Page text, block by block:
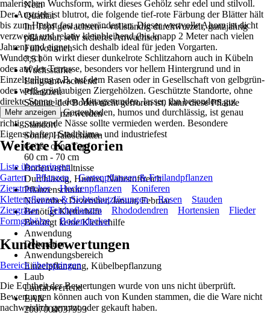
Nein
Qualität
Im Topf gewachsen – vollständig durchwurzelt, ganzjährig
pflanzbar, sehr sicheres Anwachsen
Füllvolumen
7,5 l
Wuchsstärke
Langsamwachsend
Pflanzzeit
Solange der Boden nicht gefroren ist, kann diese Pflanze
ausgepflanzt werden
Standort
Sonne, Halbschatten
Größe ohne Topf
60 cm - 70 cm
Bodenverhältnisse
Durchlässig, Humos, Nährstoffreich
Pflanzenschnitt
November, Dezember, Januar, Februar
Benötigt Kletterhilfe
Benötigt keine Kletterhilfe
Anwendung
Dekoration
Anwendungsbereich
Einzelpflanzung, Kübelbepflanzung
Laub
Laufabwerfend
EAN
2007004037993
malerischen Wuchsform, wirkt dieses Gehölz sehr edel und stilvoll.
Der Austrieb ist blutrot, die folgende tief-rote Färbung der Blätter hält
bis zum Herbst fast unverändert an. Dieser wertvolle Ahorn ist dicht
verzweigt und relativ kleinbleibend (bis knapp 2 Meter nach vielen
Jahren) und eignet sich deshalb ideal für jeden Vorgarten.
Wunderschön wirkt dieser dunkelrote Schlitzahorn auch in Kübeln
oder auf der Terrasse, besonders vor hellem Hintergrund und in
Einzelstellung z.B. auf dem Rasen oder in Gesellschaft von gelbgrün-
oder weiß-grünlaubigen Ziergehölzen. Geschützte Standorte, ohne
direkte Sonne in den Mittagsstunden, lassen ihn besonders gut
gedeihen. Guter Gartenboden, humos und durchlässig, ist genau
richtig, stauende Nässe sollte vermieden werden. Besondere
Eigenschaften: Stadtklima- und industriefest
Mehr anzeigen
Weitere Kategorien
Liste überspringen
Garten
Pflanzen
Gartenpflanzen & Freilandpflanzen
Ziersträucher
Heckenpflanzen
Koniferen
Kletterpflanzen & Sichtschutzlösungen
Rosen
Stauden
Ziergräser
Teichpflanzen Rhododendren Hortensien
Flieder
Formgehölze
Bodendecker
Kundenbewertungen
Bereich überspringen
Die Echtheit der Bewertungen wurde von uns nicht überprüft.
Bewertungen können auch von Kunden stammen, die die Ware nicht
nachweislich genutzt oder gekauft haben.